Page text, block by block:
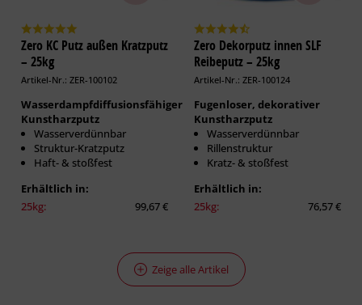
Zero KC Putz außen Kratzputz
– 25kg
Artikel-Nr.: ZER-100102
Wasserdampfdiffusionsfähiger
Kunstharzputz
Wasserverdünnbar
Struktur-Kratzputz
Haft- & stoßfest
Erhältlich in:
25kg:
99,67 €
Zero Dekorputz innen SLF
Reibeputz – 25kg
Artikel-Nr.: ZER-100124
Fugenloser, dekorativer
Kunstharzputz
Wasserverdünnbar
Rillenstruktur
Kratz- & stoßfest
Erhältlich in:
25kg:
76,57 €
Zeige alle Artikel